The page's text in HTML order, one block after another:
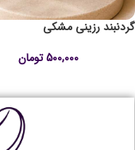
گردنبند رزینی مشکی
500,000 تومان